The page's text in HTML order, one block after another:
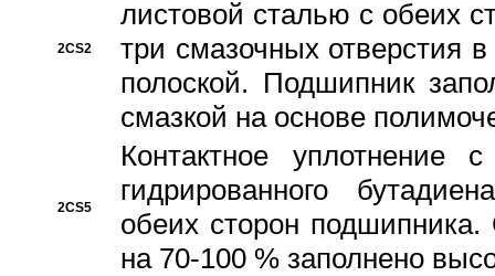
2CS2
листовой сталью с обеих
три смазочных отверстия
полоской. Подшипник
смазкой на основе
2CS5
Контактное уплотнение
гидрированного
обеих сторон
на 70-100 % заполнено